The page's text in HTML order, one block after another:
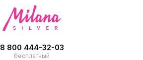
8 800 444-32-03
бесплатный